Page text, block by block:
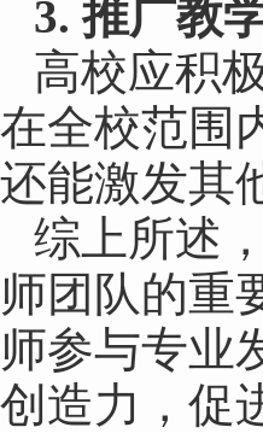
3. 推广教
高校应积
在全校范围
还能激发其
综上所述
师团队的重
师参与专业
创造力，促